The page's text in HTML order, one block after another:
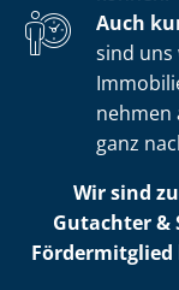
Auch
sind uns
nehmen
ganz
Wir sind
Gutachter &
Fördermitglied